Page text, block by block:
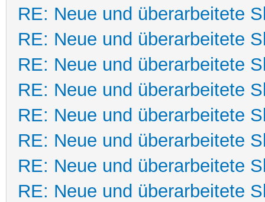
RE: Neue und überarbeitete
RE: Neue und überarbeitete
RE: Neue und überarbeitete
RE: Neue und überarbeitete
RE: Neue und überarbeitete
RE: Neue und überarbeitete
RE: Neue und überarbeitete
RE: Neue und überarbeitete